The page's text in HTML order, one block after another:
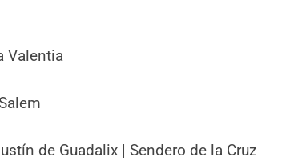
Valentia
de Guadalix | Sendero de la Cruz